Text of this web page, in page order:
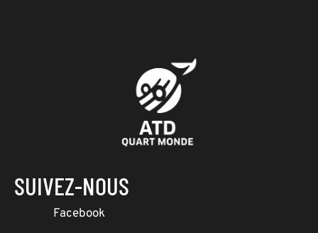
SUIVEZ-NOUS
Facebook